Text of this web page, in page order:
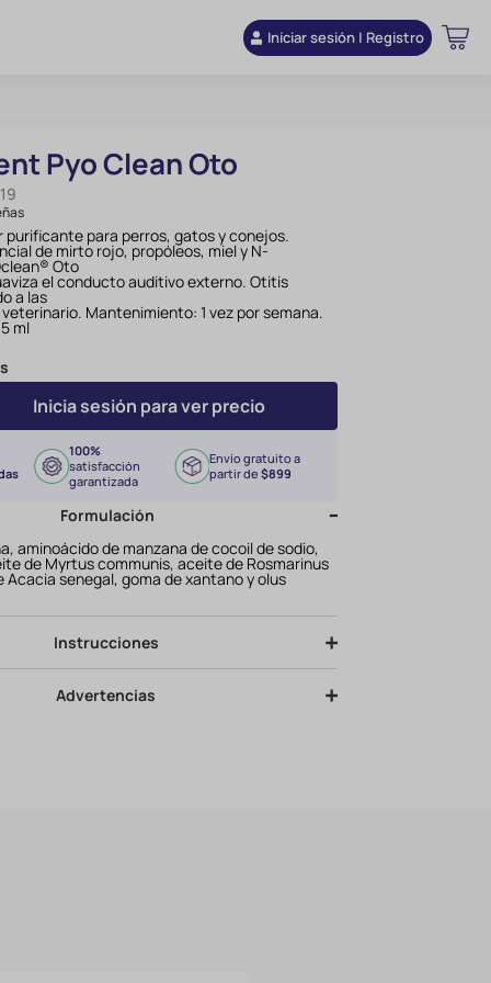
Iniciar sesión | Registro
Pyo Clean Oto
purificante para perros, gatos y conejos.
de mirto rojo, propóleos, miel y N-
Oto
el conducto auditivo externo. Otitis
a las
Mantenimiento: 1 vez por semana.
ml
Inicia sesión para ver precio
100%
satisfacción
garantizada
Envío gratuito a
partir de $899
Formulación
aminoácido de manzana de cocoil de sodio,
de Myrtus communis, aceite de Rosmarinus
Acacia senegal, goma de xantano y olus
Instrucciones
Advertencias